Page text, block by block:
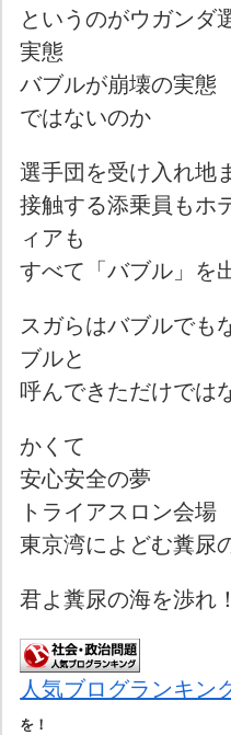
というのがウガンダ
実態
バブルが崩壊の実態
ではないのか
選手団を受け入れ地
接触する添乗員もホ
ィアも
すべて「バブル」を
スガらはバブルでも
ブルと
呼んできただけでは
かくて
安心安全の夢
トライアスロン会場
東京湾によどむ糞尿
君よ糞尿の海を渉れ！
人気ブログランキン
を！